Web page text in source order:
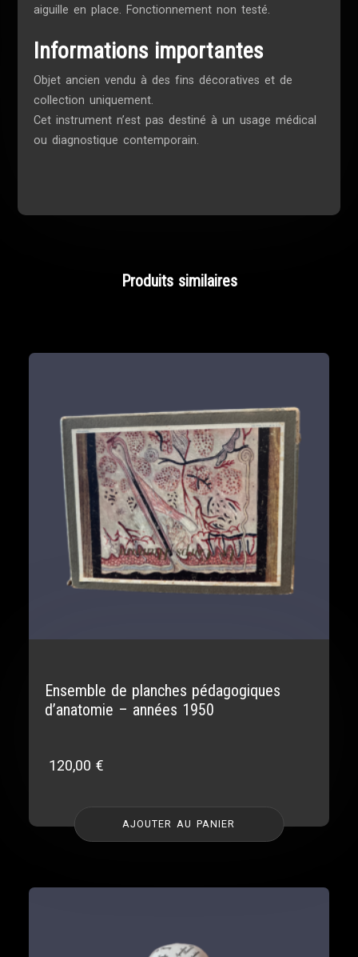
aiguille en place. Fonctionnement non testé.
Informations importantes
Objet ancien vendu à des fins décoratives et de
collection uniquement.
Cet instrument n’est pas destiné à un usage médical
ou diagnostique contemporain.
Produits similaires
Ensemble de planches pédagogiques
d’anatomie – années 1950
120,00€
AJOUTER AU PANIER